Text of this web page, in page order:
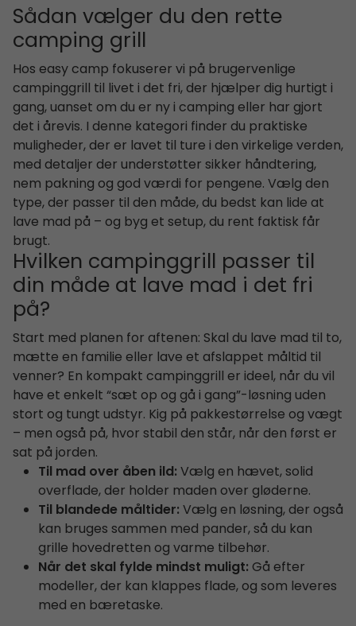
Sådan vælger du den rette
camping grill
Hos easy camp fokuserer vi på brugervenlige
campinggrill til livet i det fri, der hjælper dig hurtigt i
gang, uanset om du er ny i camping eller har gjort
det i årevis. I denne kategori finder du praktiske
muligheder, der er lavet til ture i den virkelige verden,
med detaljer der understøtter sikker håndtering,
nem pakning og god værdi for pengene. Vælg den
type, der passer til den måde, du bedst kan lide at
lave mad på – og byg et setup, du rent faktisk får
brugt.
Hvilken campinggrill passer til
din måde at lave mad i det fri
på?
Start med planen for aftenen: Skal du lave mad til to,
mætte en familie eller lave et afslappet måltid til
venner? En kompakt campinggrill er ideel, når du vil
have et enkelt “sæt op og gå i gang”-løsning uden
stort og tungt udstyr. Kig på pakkestørrelse og vægt
– men også på, hvor stabil den står, når den først er
sat på jorden.
Til mad over åben ild:Vælg en hævet, solid
overflade, der holder maden over gløderne.
Til blandede måltider:Vælg en løsning, der også
kan bruges sammen med pander, så du kan
grille hovedretten og varme tilbehør.
Når det skal fylde mindst muligt:Gå efter
modeller, der kan klappes flade, og som leveres
med en bæretaske.